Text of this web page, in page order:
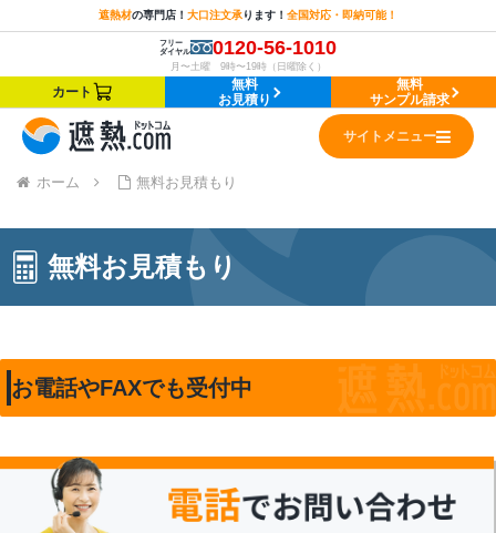
遮熱材の専門店！ 大口注文承ります！ 全国対応・即納可能！
フリー
ダイヤル
0120-56-1010
月〜土曜 9時〜19時（日曜除く）
カート
無料
お見積り
無料
サンプル請求
サイトメニュー
ホーム 無料お見積もり
無料お見積もり
お電話やFAXでも受付中